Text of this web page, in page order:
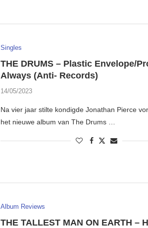
Singles
THE DRUMS – Plastic Envelope/
Always (Anti- Records)
14/05/2023
Na vier jaar stilte kondigde Jonathan Pierce
het nieuwe album van The Drums …
Album Reviews
THE TALLEST MAN ON EARTH –